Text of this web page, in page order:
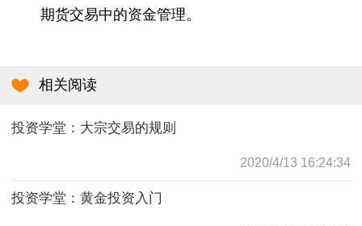
期货交易中的资金管理。
相关阅读
投资学堂：大宗交易的规则
2020/4/13 16:24:34
投资学堂：黄金投资入门